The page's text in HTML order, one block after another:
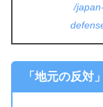
/
「地元の反対